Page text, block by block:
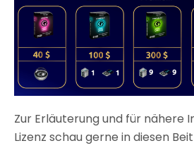
Zur Erläuterung und für nähere
Lizenz schau gerne in diesen